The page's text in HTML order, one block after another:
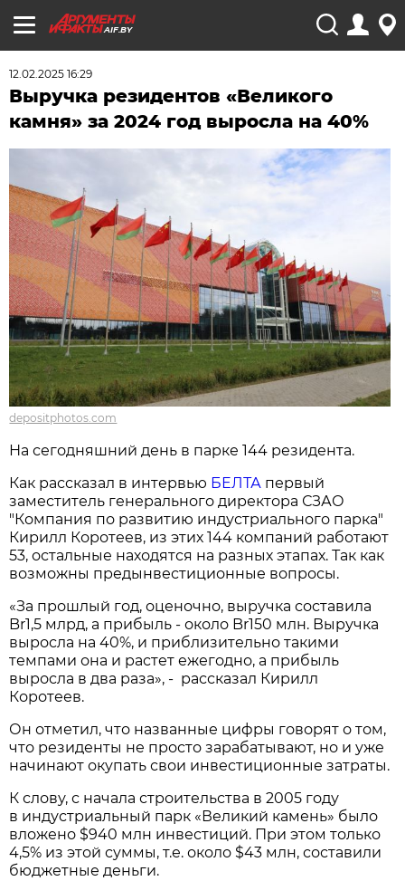
AIF.BY
12.02.2025 16:29
Выручка резидентов «Великого
камня» за 2024 год выросла на 40%
depositphotos.com
На сегодняшний день в парке 144 резидента.
Как рассказал в интервью БЕЛТА первый
заместитель генерального директора СЗАО
"Компания по развитию индустриального парка"
Кирилл Коротеев, из этих 144 компаний работают
53, остальные находятся на разных этапах. Так как
возможны предынвестиционные вопросы.
«За прошлый год, оценочно, выручка составила
Br1,5 млрд, а прибыль - около Br150 млн. Выручка
выросла на 40%, и приблизительно такими
темпами она и растет ежегодно, а прибыль
выросла в два раза», - рассказал Кирилл
Коротеев.
Он отметил, что названные цифры говорят о том,
что резиденты не просто зарабатывают, но и уже
начинают окупать свои инвестиционные затраты.
К слову, с начала строительства в 2005 году
в индустриальный парк «Великий камень» было
вложено $940 млн инвестиций. При этом только
4,5% из этой суммы, т.е. около $43 млн, составили
бюджетные деньги.